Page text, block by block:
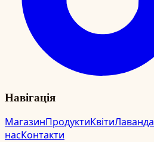
Навігація
МагазинПродуктиКвітиЛаванда
насКонтакти